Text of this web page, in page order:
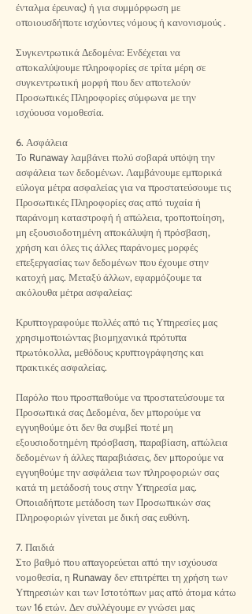
ένταλμα έρευνας) ή για συμμόρφωση με
οποιουσδήποτε ισχύοντες νόμους ή κανονισμούς .
Συγκεντρωτικά Δεδομένα: Ενδέχεται να
αποκαλύψουμε πληροφορίες σε τρίτα μέρη σε
συγκεντρωτική μορφή που δεν αποτελούν
Προσωπικές Πληροφορίες σύμφωνα με την
ισχύουσα νομοθεσία.
6. Ασφάλεια
Το Runaway λαμβάνει πολύ σοβαρά υπόψη την
ασφάλεια των δεδομένων. Λαμβάνουμε εμπορικά
εύλογα μέτρα ασφαλείας για να προστατεύσουμε τις
Προσωπικές Πληροφορίες σας από τυχαία ή
παράνομη καταστροφή ή απώλεια, τροποποίηση,
μη εξουσιοδοτημένη αποκάλυψη ή πρόσβαση,
χρήση και όλες τις άλλες παράνομες μορφές
επεξεργασίας των δεδομένων που έχουμε στην
κατοχή μας. Μεταξύ άλλων, εφαρμόζουμε τα
ακόλουθα μέτρα ασφαλείας:
Κρυπτογραφούμε πολλές από τις Υπηρεσίες μας
χρησιμοποιώντας βιομηχανικά πρότυπα
πρωτόκολλα, μεθόδους κρυπτογράφησης και
πρακτικές ασφαλείας.
Παρόλο που προσπαθούμε να προστατεύσουμε τα
Προσωπικά σας Δεδομένα, δεν μπορούμε να
εγγυηθούμε ότι δεν θα συμβεί ποτέ μη
εξουσιοδοτημένη πρόσβαση, παραβίαση, απώλεια
δεδομένων ή άλλες παραβιάσεις, δεν μπορούμε να
εγγυηθούμε την ασφάλεια των πληροφοριών σας
κατά τη μετάδοσή τους στην Υπηρεσία μας.
Οποιαδήποτε μετάδοση των Προσωπικών σας
Πληροφοριών γίνεται με δική σας ευθύνη.
7. Παιδιά
Στο βαθμό που απαγορεύεται από την ισχύουσα
νομοθεσία, η Runaway δεν επιτρέπει τη χρήση των
Υπηρεσιών και των Ιστοτόπων μας από άτομα κάτω
των 16 ετών. Δεν συλλέγουμε εν γνώσει μας